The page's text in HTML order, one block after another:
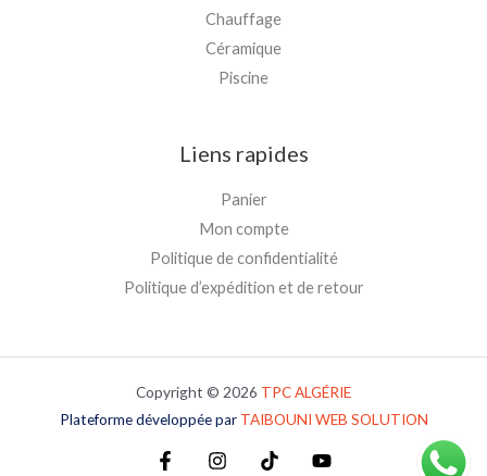
Chauffage
Céramique
Piscine
Liens rapides
Panier
Mon compte
Politique de confidentialité
Politique d’expédition et de retour
Copyright © 2026 TPCALGÉRIE
Plateforme développée par TAIBOUNI WEB SOLUTION
TAIBOUNI WEB SOLUTION